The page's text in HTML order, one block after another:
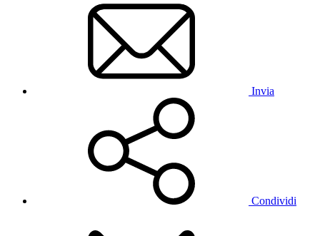
Invia
Condividi